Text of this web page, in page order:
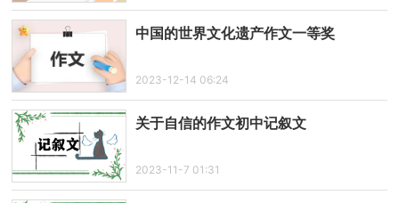
中国的世界文化遗产作文一等奖
2023-12-14 06:24
关于自信的作文初中记叙文
2023-11-7 01:31